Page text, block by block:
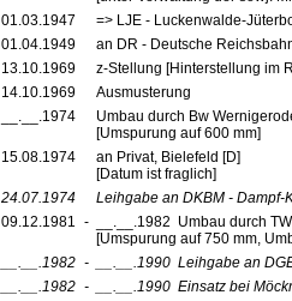
01.03.1947
=> LJE - Luckenwalde-
01.04.1949
an DR - Deutsche
13.10.1969
z-Stellung [Hinterstellung im
14.10.1969
Ausmusterung
__.__.1974
Umbau durch Bw
[Umspurung auf 600 mm]
15.08.1974
an Privat, Bielefeld [D]
[Datum ist fraglich]
24.07.1974
Leihgabe an DKBM - Dampf-
09.12.1981 -
__.__.1982 Umbau durch
[Umspurung auf 750 mm,
__.__.1982 - __.__.1990 Leihgabe an
__.__.1982 - __.__.1990 Einsatz bei